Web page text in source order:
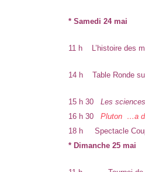
* Samedi 24 mai
11 h L’histoire des
14 h Table Ronde
15 h 30 Les
16 h 30 Pluton …a
18 h
Spectacle
* Dimanche 25 mai